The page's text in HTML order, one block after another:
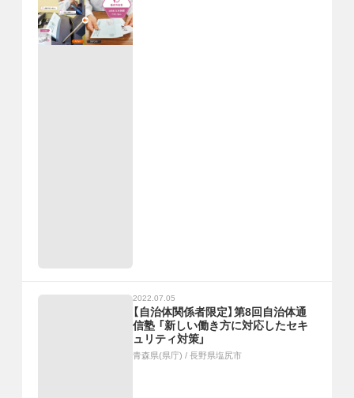
2022.07.05
【自治体関係者限定】第8回自治体通
信塾 「新しい働き方に対応したセキ
ュリティ対策」
青森県(県庁) / 長野県塩尻市